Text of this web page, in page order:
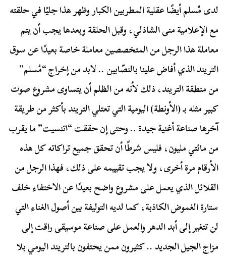
لدى مُسلم أيضًا عقلية المطربين الكبار وظهر هذا جليًا في حلقته
مع الإعلامية منى الشاذلي، وقبل الحلقة وبعدها يجب أن يتم
معاملة هذا الرجل من المتخصصين معاملة خاصة بعيدًا عن سوق
التريند الذي أفاض علينا بالنصّابين .. لابد من إخراج “مُسلم”
من منطقة التريند، ذلك لأنه من الظلم أن يتساوى مشروع صوت
كبير مثله بـ (الأونطة) اليومية التي تعتلي التريند بأكثر من طريقة
آخرها صناعة أغنية جيدة .. وحتى إن حققت “اتنسيت” ما يقرب
من مائتي مليون، فليس شرطًا أن تحقق جميع تراكاته كل هذه
الأرقام مرة أخرى، ولا يجب تقييمه على ذلك، فهذا الرجل من
القلائل الذي يعمل على مشروع واضح بعيدًا عن الاختفاء خلف
ستارة الغموض الكاذبة، كما لديه التوليفة بين أصول الغناء التي
لن تتغير إلى أبد الدهر والعمل على صناعة موسيقى راقت إلى
مزاج الجيل الجديد .. كثيرون ممن يحتفون بالتريند اليومي بلا